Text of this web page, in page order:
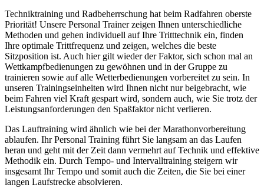
Techniktraining und Radbeherrschung hat beim Radfahren oberste
Priorität! Unsere Personal Trainer zeigen Ihnen unterschiedliche
Methoden und gehen individuell auf Ihre Tritttechnik ein, finden
Ihre optimale Trittfrequenz und zeigen, welches die beste
Sitzposition ist. Auch hier gilt wieder der Faktor, sich schon mal an
Wettkampfbedienungen zu gewöhnen und in der Gruppe zu
trainieren sowie auf alle Wetterbedienungen vorbereitet zu sein. In
unseren Trainingseinheiten wird Ihnen nicht nur beigebracht, wie
beim Fahren viel Kraft gespart wird, sondern auch, wie Sie trotz der
Leistungsanforderungen den Spaßfaktor nicht verlieren.
Das Lauftraining wird ähnlich wie bei der Marathonvorbereitung
ablaufen. Ihr Personal Training führt Sie langsam an das Laufen
heran und geht mit der Zeit dann vermehrt auf Technik und effektive
Methodik ein. Durch Tempo- und Intervalltraining steigern wir
insgesamt Ihr Tempo und somit auch die Zeiten, die Sie bei einer
langen Laufstrecke absolvieren.